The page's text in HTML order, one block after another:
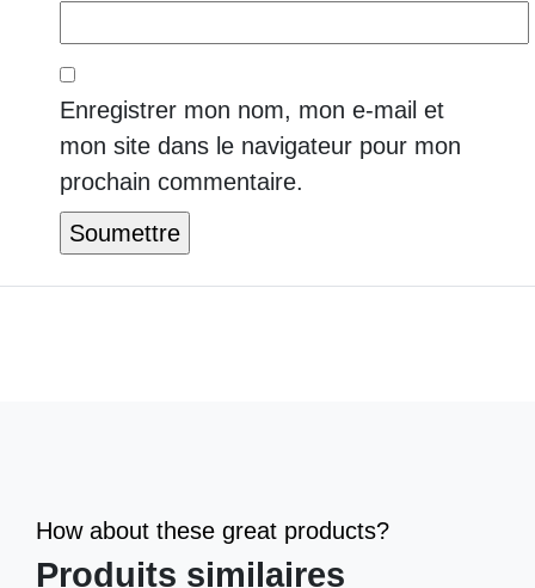
Enregistrer mon nom, mon e-mail et
mon site dans le navigateur pour mon
prochain commentaire.
How about these great products?
Produits similaires